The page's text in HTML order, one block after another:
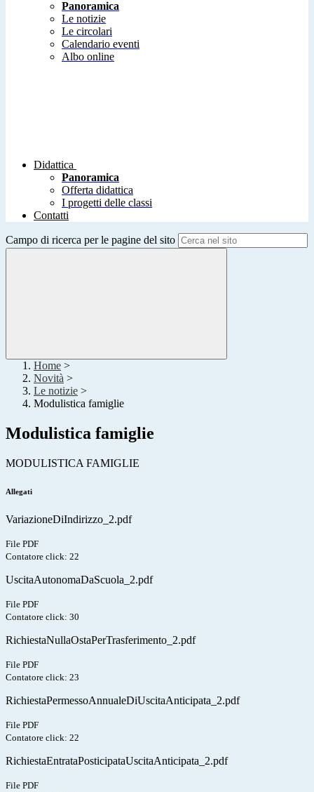
Panoramica
Le notizie
Le circolari
Calendario eventi
Albo online
Didattica
Panoramica
Offerta didattica
I progetti delle classi
Contatti
Campo di ricerca per le pagine del sito
Home >
Novità >
Le notizie >
Modulistica famiglie
Modulistica famiglie
MODULISTICA FAMIGLIE
Allegati
VariazioneDiIndirizzo_2.pdf
File PDF
Contatore click: 22
UscitaAutonomaDaScuola_2.pdf
File PDF
Contatore click: 30
RichiestaNullaOstaPerTrasferimento_2.pdf
File PDF
Contatore click: 23
RichiestaPermessoAnnualeDiUscitaAnticipata_2.pdf
File PDF
Contatore click: 22
RichiestaEntrataPosticipataUscitaAnticipata_2.pdf
File PDF